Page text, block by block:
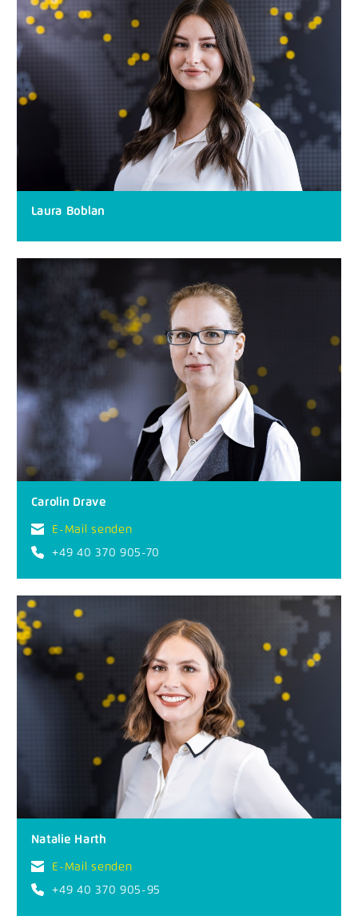
Laura Boblan
Carolin Drave
E-Mail senden
+49 40 370 905-70
Natalie Harth
E-Mail senden
+49 40 370 905-95